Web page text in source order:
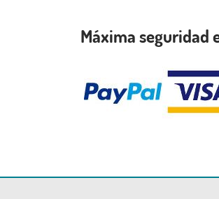
Máxima seguridad